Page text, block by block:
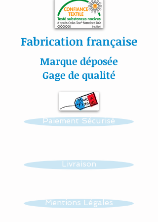
Toutes nos matières sont
certifiées aux normes
Oeko-Tex.
#lacouturebytitia#faitmain
#madeinfrance#cadeaude
naissance#plaisir#bébé#li
ngedelit#mobilemusical#é
veildebébé#décorationenf
#baby#lingedelitfaitmain
Fabrication française
Marque déposée
Gage de qualité
Paiement Sécurisé
Livraison
Mentions Légales